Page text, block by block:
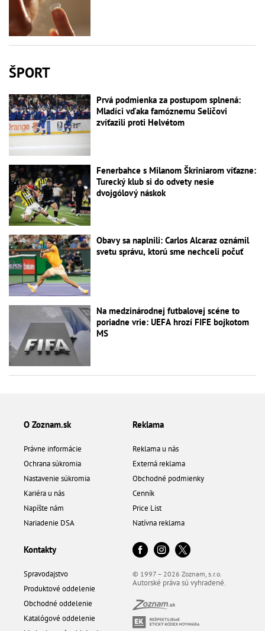
ŠPORT
Prvá podmienka za postupom splnená:
Mladíci vďaka famóznemu Seličovi
zvíťazili proti Helvétom
Fenerbahce s Milanom Škriniarom víťazne:
Turecký klub si do odvety nesie
dvojgólový náskok
Obavy sa naplnili: Carlos Alcaraz oznámil
svetu správu, ktorú sme nechceli počuť
Na medzinárodnej futbalovej scéne to
poriadne vrie: UEFA hrozí FIFE bojkotom
MS
O Zoznam.sk
Právne informácie
Ochrana súkromia
Nastavenie súkromia
Kariéra u nás
Napíšte nám
Nariadenie DSA
Reklama
Reklama u nás
Externá reklama
Obchodné podmienky
Cenník
Price List
Natívna reklama
Kontakty
Spravodajstvo
Produktové oddelenie
Obchodné oddelenie
Katalógové oddelenie
© 1997 – 2026 Zoznam, s.r.o.
Autorské práva sú vyhradené.